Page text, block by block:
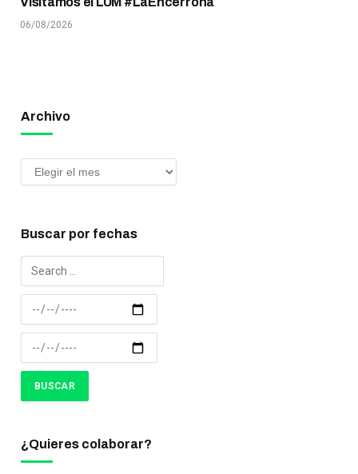
06/08/2026
Archivo
Buscar por fechas
¿Quieres colaborar?